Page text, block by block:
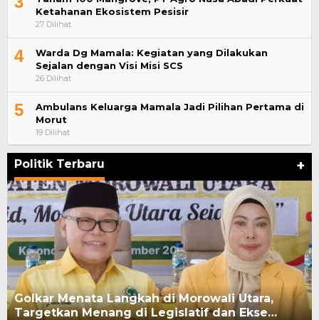
Ketahanan Ekosistem Pesisir
27 Dilihat
4
Warda Dg Mamala: Kegiatan yang Dilakukan
Sejalan dengan Visi Misi SCS
26 Dilihat
5
Ambulans Keluarga Mamala Jadi Pilihan Pertama di
Morut
19 Dilihat
Politik Terbaru +
Golkar Menata Langkah di Morowali Utara,
Targetkan Menang di Legislatif dan Ekse…